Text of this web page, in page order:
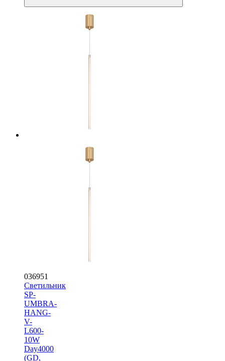
036951
Светильник
SP-
UMBRA-
HANG-
V-
L600-
10W
Day4000
(GD,